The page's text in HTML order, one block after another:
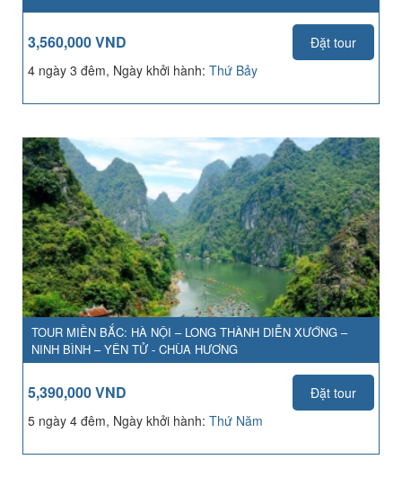
3,560,000 VND
Đặt tour
4 ngày 3 đêm, Ngày khởi hành: Thứ Bảy
TOUR MIỀN BẮC: HÀ NỘI – LONG THÀNH DIỄN XƯỚNG –
NINH BÌNH – YÊN TỬ - CHÙA HƯƠNG
5,390,000 VND
Đặt tour
5 ngày 4 đêm, Ngày khởi hành: Thứ Năm